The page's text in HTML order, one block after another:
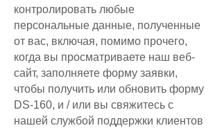
контролировать любые
персональные данные, полученные
от вас, включая, помимо прочего,
когда вы просматриваете наш веб-
сайт, заполняете форму заявки,
чтобы получить или обновить форму
DS-160, и / или вы свяжитесь с
нашей службой поддержки клиентов